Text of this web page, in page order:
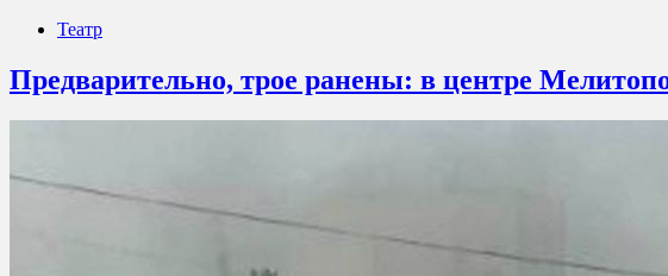
Театр
Предварительно, трое ранены: в центре